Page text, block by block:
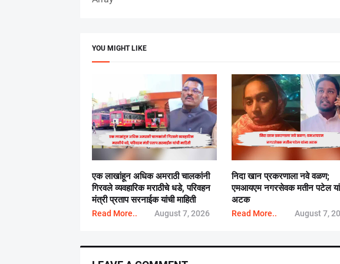
YOU MIGHT LIKE
एक लाखांहून अधिक अमराठी चालकांनी
गिरवले व्यवहारिक मराठीचे धडे, परिवहन
मंत्री प्रताप सरनाईक यांची माहिती
Read More.. August 7, 2026
निदा खान प्रकरणाला नवे वळण;
एमआयएम नगरसेवक मतीन पटेल
अटक
Read More.. August 7,